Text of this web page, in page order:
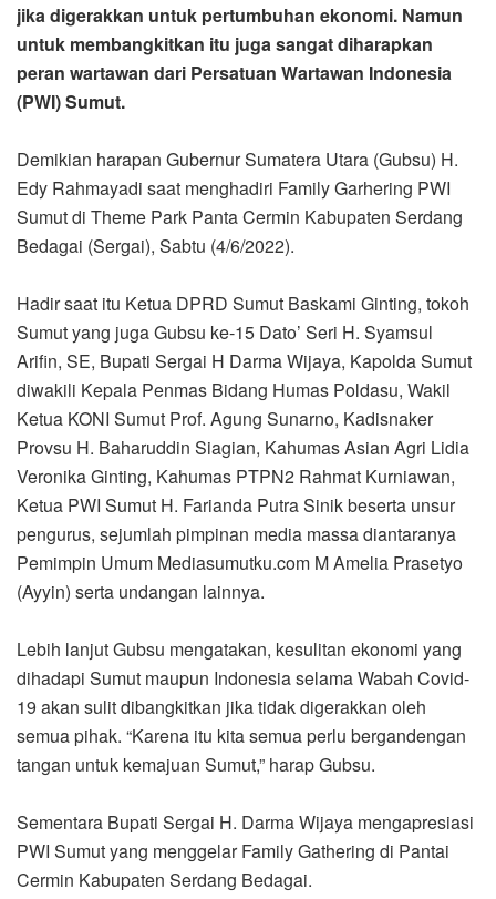
jika digerakkan untuk pertumbuhan ekonomi. Namun
untuk membangkitkan itu juga sangat diharapkan
peran wartawan dari Persatuan Wartawan Indonesia
(PWI) Sumut.
Demikian harapan Gubernur Sumatera Utara (Gubsu) H.
Edy Rahmayadi saat menghadiri Family Garhering PWI
Sumut di Theme Park Panta Cermin Kabupaten Serdang
Bedagai (Sergai), Sabtu (4/6/2022).
Hadir saat itu Ketua DPRD Sumut Baskami Ginting, tokoh
Sumut yang juga Gubsu ke-15 Dato’ Seri H. Syamsul
Arifin, SE, Bupati Sergai H Darma Wijaya, Kapolda Sumut
diwakili Kepala Penmas Bidang Humas Poldasu, Wakil
Ketua KONI Sumut Prof. Agung Sunarno, Kadisnaker
Provsu H. Baharuddin Siagian, Kahumas Asian Agri Lidia
Veronika Ginting, Kahumas PTPN2 Rahmat Kurniawan,
Ketua PWI Sumut H. Farianda Putra Sinik beserta unsur
pengurus, sejumlah pimpinan media massa diantaranya
Pemimpin Umum Mediasumutku.com M Amelia Prasetyo
(Ayyin) serta undangan lainnya.
Lebih lanjut Gubsu mengatakan, kesulitan ekonomi yang
dihadapi Sumut maupun Indonesia selama Wabah Covid-
19 akan sulit dibangkitkan jika tidak digerakkan oleh
semua pihak. “Karena itu kita semua perlu bergandengan
tangan untuk kemajuan Sumut,” harap Gubsu.
Sementara Bupati Sergai H. Darma Wijaya mengapresiasi
PWI Sumut yang menggelar Family Gathering di Pantai
Cermin Kabupaten Serdang Bedagai.